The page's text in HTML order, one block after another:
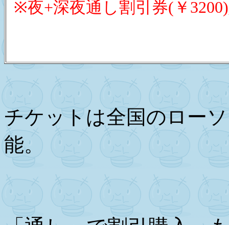
※夜+深夜通し割引券(￥
チケットは全国のロー
能。